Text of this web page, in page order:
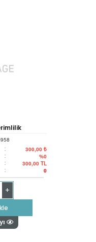
: 300,00 ₺
: %0
: 300,00 TL
: 0
+